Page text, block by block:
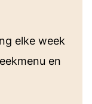
elke week
en